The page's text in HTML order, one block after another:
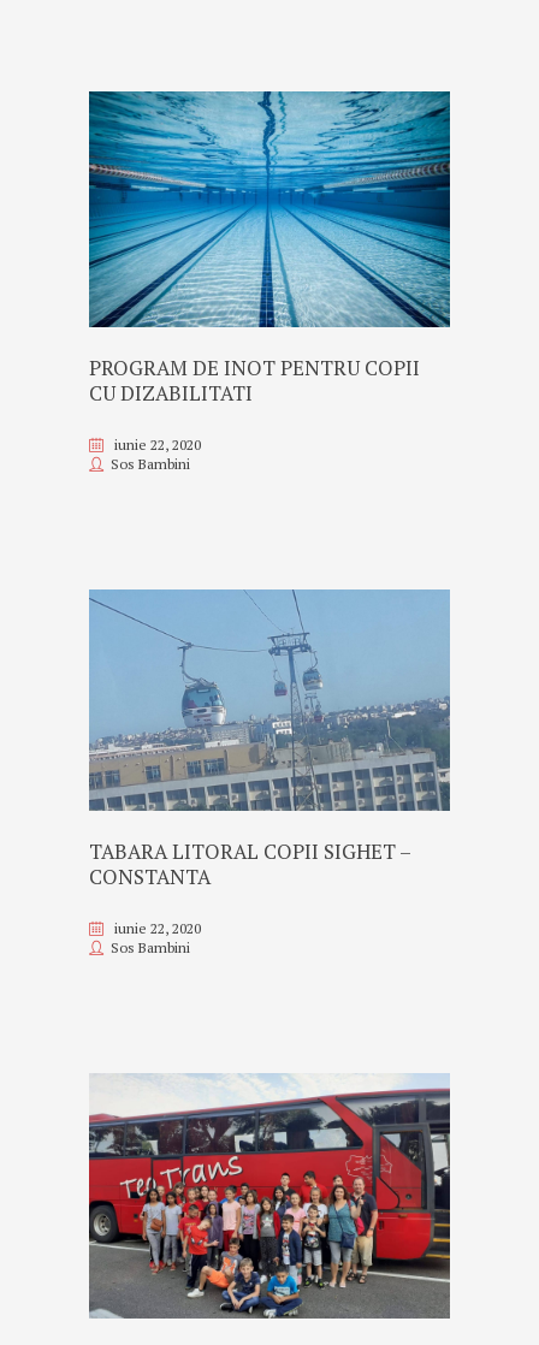
PROGRAM DE INOT PENTRU COPII
CU DIZABILITATI
iunie 22, 2020
Sos Bambini
TABARA LITORAL COPII SIGHET –
CONSTANTA
iunie 22, 2020
Sos Bambini